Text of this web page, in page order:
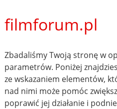
filmforum.pl
Zbadaliśmy Twoją stronę w
parametrów. Poniżej
ze wskazaniem elementów,
nad nimi może pomóc
poprawić jej działanie i